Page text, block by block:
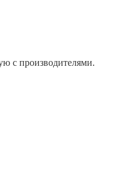
с производителями.